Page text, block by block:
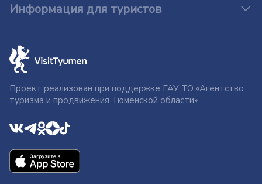
Информация для туристов
Проект реализован при поддержке ГАУ ТО «Агентство
туризма и продвижения Тюменской области»